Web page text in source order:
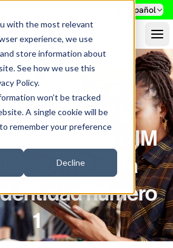
with the most relevant
experience, we use
store information about
See how we use this
Policy.
won’t be tracked
A single cookie will be
remember your preference
Decline
Español
DE UN CLIENTE
gigante
de la
sustituye OIM
en la
número
1